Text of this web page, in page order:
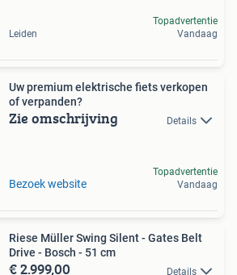
Leiden
Topadvertentie
Vandaag
Uw premium elektrische fiets verkopen
of verpanden?
Zie omschrijving Details
Bezoek website
Topadvertentie
Vandaag
Riese Müller Swing Silent - Gates Belt
Drive - Bosch - 51 cm
€ 2.999,00 Details